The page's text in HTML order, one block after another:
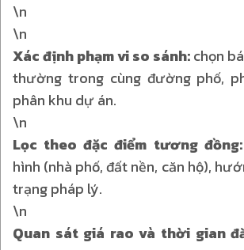
\n
\n
Xác định phạm vi so sánh:chọn
thường trong cùng đường phố,
phân khu dự án.
\n
Lọc theo đặc điểm tương đồng:
hình (nhà phố, đất nền, căn hộ),
trạng pháp lý.
\n
Quan sát giá rao và thời gian